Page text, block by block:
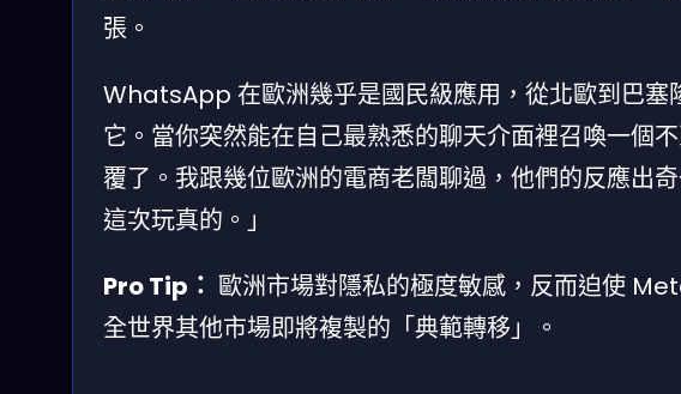
張。
WhatsApp 在歐洲幾乎是國民級應用，從北歐到巴塞
它。當你突然能在自己最熟悉的聊天介面裡召喚一個
覆了。我跟幾位歐洲的電商老闆聊過，他們的反應出
這次玩真的。」
Pro Tip： 歐洲市場對隱私的極度敏感，反而迫使
全世界其他市場即將複製的「典範轉移」。